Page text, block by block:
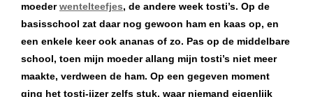
moederwentelteefjes, de andere week tosti’s. Op de
basisschool zat daar nog gewoon ham en kaas op, en
een enkele keer ook ananas of zo. Pas op de middelbare
school, toen mijn moeder allang mijn tosti’s niet meer
maakte, verdween de ham. Op een gegeven moment
ging het tosti-ijzer zelfs stuk, waar niemand eigenlijk